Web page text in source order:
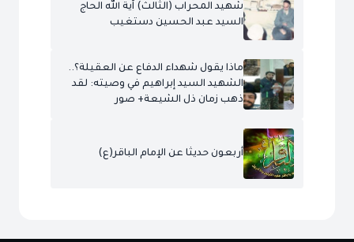
شهيد المحراب (الثالث) آية الله الحاج
السيد عبد الحسين دستغيب
ماذا يقول شهداء الدفاع عن العقيلة؟..
الشهيد السيد إبراهيم في وصيته: لقد
ذهب زمان ذل الشيعة+ صور
أربعون حديثا عن الإمام الباقر(ع)